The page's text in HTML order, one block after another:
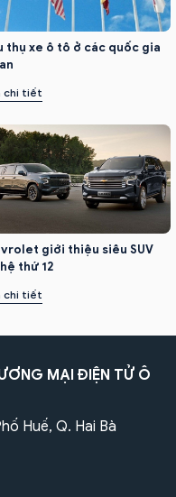
thụ xe ô tô ở các quốc gia
chi tiết
giới thiệu siêu SUV
thứ 12
chi tiết
MẠI ĐIỆN TỬ Ô
Huế, Q. Hai Bà